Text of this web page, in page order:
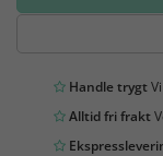
Handle trygt
Alltid fri frakt